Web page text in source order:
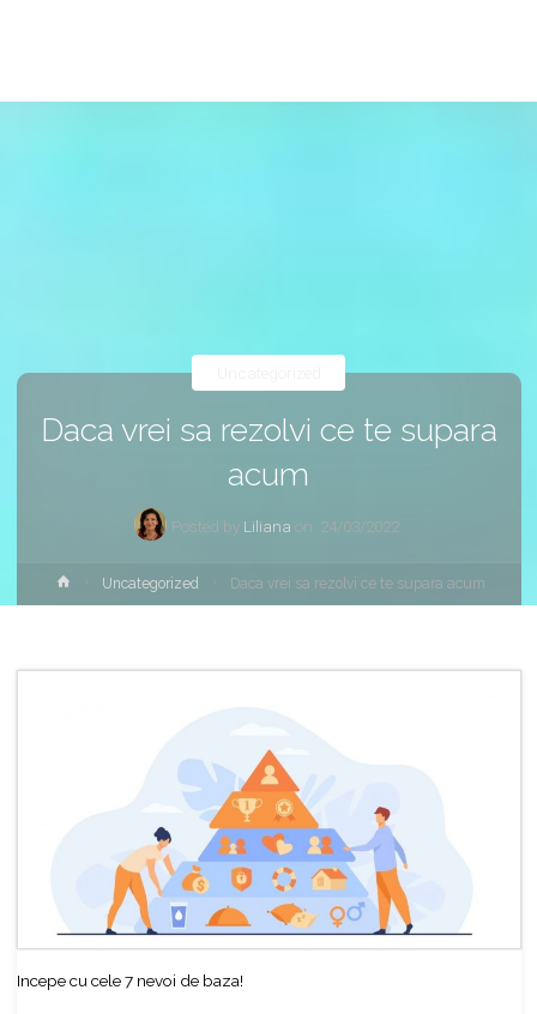
Daca vrei sa rezolvi ce te supara
acum
Posted by Liliana on 24/03/2022
HomeUncategorized Daca vrei sa rezolvi ce te supara acum
Incepe cu cele 7 nevoi de baza!